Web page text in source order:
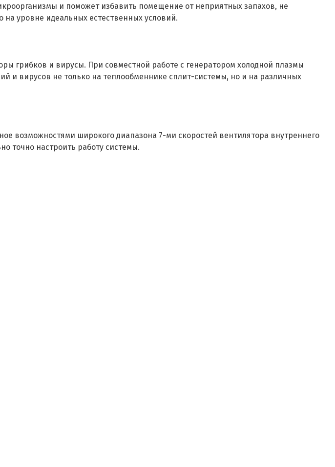
и поможет избавить помещение от неприятных запахов, не
на уровне идеальных естественных условий.
грибков и вирусы. При совместной работе с генератором холодной плазмы
и вирусов не только на теплообменнике сплит-системы, но и на различных
возможностями широкого диапазона 7-ми скоростей вентилятора внутреннего
точно настроить работу системы.